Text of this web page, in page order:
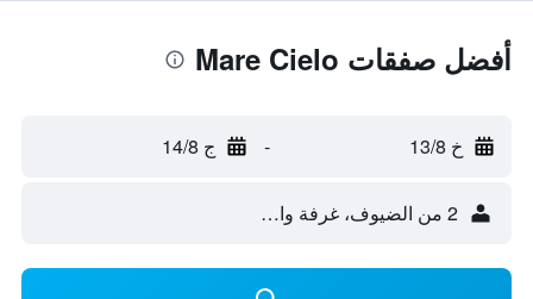
أفضل صفقات Mare Cielo
خ 13/8 - ج 14/8
2 من الضيوف، غرفة واحدة